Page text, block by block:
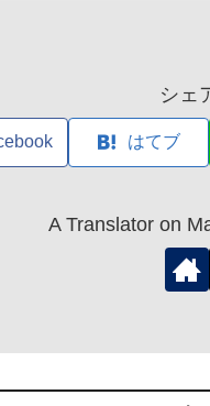
シェ
はてブ
A Translator on